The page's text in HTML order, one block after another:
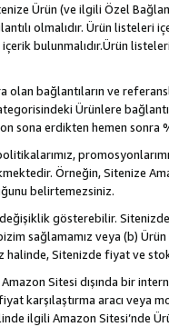
Ürün (ve ilgili Özel
olmalıdır. Ürün listeleri
bulunmalıdır.Ürün
olan bağlantıların ve
Ürünlere
sona erdikten hemen sonra
Örneğin, Sitenize
belirtemezsiniz.
gösterebilir.
sağlamamız veya (b)
halinde, Sitenizde fiyat ve
Amazon Sitesi dışında bir
karşılaştırma aracı veya
ilgili Amazon Sitesi’nde